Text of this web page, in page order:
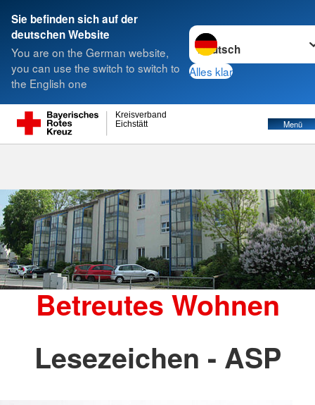
Sie befinden sich auf der
deutschen Website
You are on the German website,
you can use the switch to switch to
the English one
Sprache wechseln zu
Alles klar
Eichstätt
Kreisverband
Menü
Suche
Betreutes Wohnen
Betreutes Wohnen
Lesezeichen - ASP